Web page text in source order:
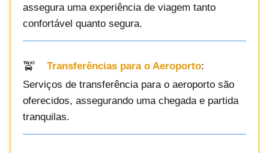
assegura uma experiência de viagem tanto
confortável quanto segura.
Transferências para o Aeroporto:
Serviços de transferência para o aeroporto são
oferecidos, assegurando uma chegada e partida
tranquilas.